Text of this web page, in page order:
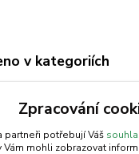
v kategoriích
Zpracování
partneři potřebují Váš
Vám mohli zobrazovat